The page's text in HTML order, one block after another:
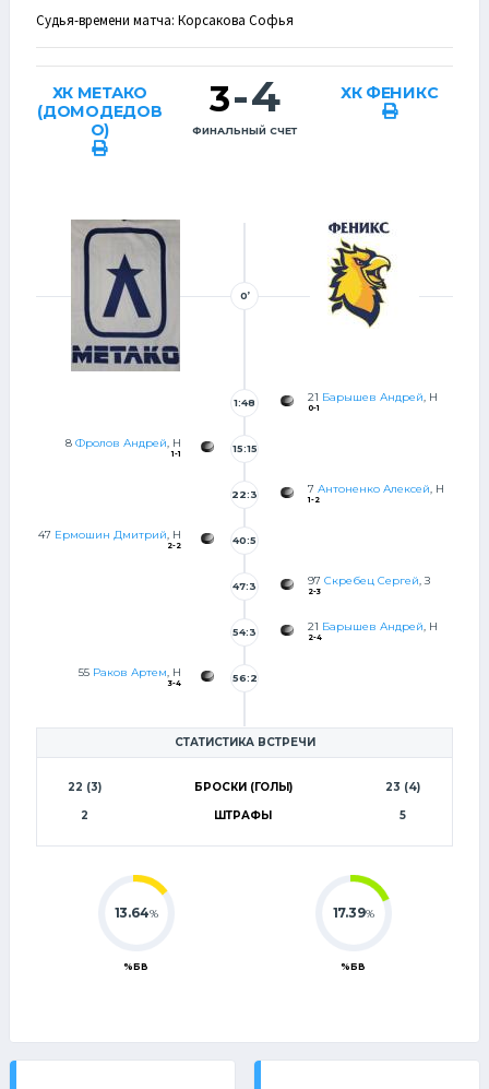
Судья-времени матча: Корсакова Софья
ХК МЕТАКО
(ДОМОДЕДОВ
О)
3-4
ФИНАЛЬНЫЙ СЧЕТ
ХК ФЕНИКС
0’
21 Барышев Андрей, Н
0-1
1:48
8 Фролов Андрей, Н
1-1 15:15
7 Антоненко Алексей, Н
1-2
22:3
47 Ермошин Дмитрий, Н
2-2 40:5
97 Скребец Сергей, З
2-3
47:3
21 Барышев Андрей, Н
2-4
54:3
55 Раков Артем, Н
3-4 56:2
СТАТИСТИКА ВСТРЕЧИ
22 (3) БРОСКИ (ГОЛЫ)
23 (4)
2
ШТРАФЫ 5
13.64%
%БВ
17.39%
%БВ